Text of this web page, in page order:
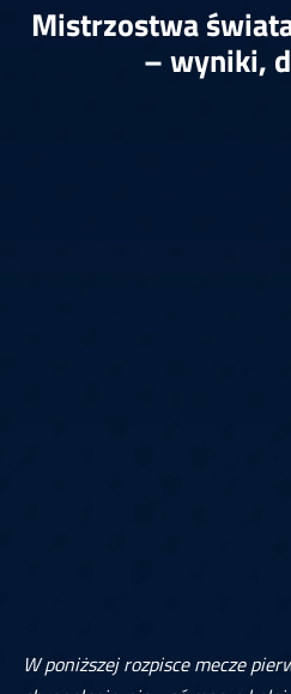
Mistrzostwa
– wyniki,
W poniższej rozpisce mecze